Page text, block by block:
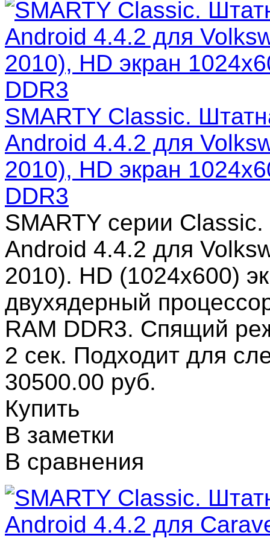
SMARTY Classic.
Android 4.4.2 для
2010), HD экран
DDR3
SMARTY серии
Android 4.4.2 для
2010). HD (1024x600)
двухядерный
RAM DDR3. Спящий
2 сек. Подходит для
30500.00 руб.
Купить
В заметки
В сравнения